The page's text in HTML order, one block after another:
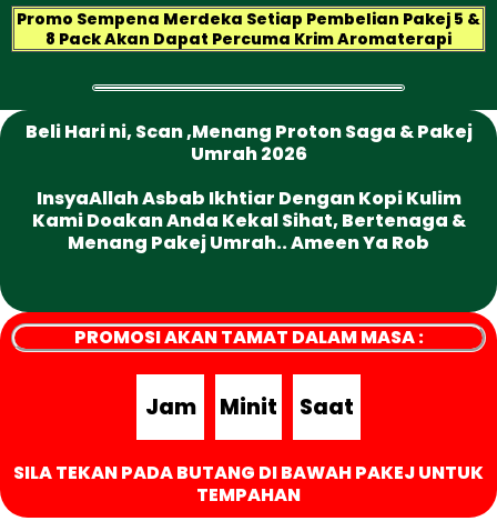
Promo Sempena Merdeka Setiap Pembelian Pakej 5 &
8 Pack Akan Dapat Percuma Krim Aromaterapi
Beli Hari ni, Scan ,Menang Proton Saga & Pakej
Umrah 2026
InsyaAllah Asbab Ikhtiar Dengan Kopi Kulim
Kami Doakan Anda Kekal Sihat, Bertenaga &
Menang Pakej Umrah.. Ameen Ya Rob
PROMOSI AKAN TAMAT DALAM MASA :
Jam Minit Saat
SILA TEKAN PADA BUTANG DI BAWAH PAKEJ UNTUK
TEMPAHAN